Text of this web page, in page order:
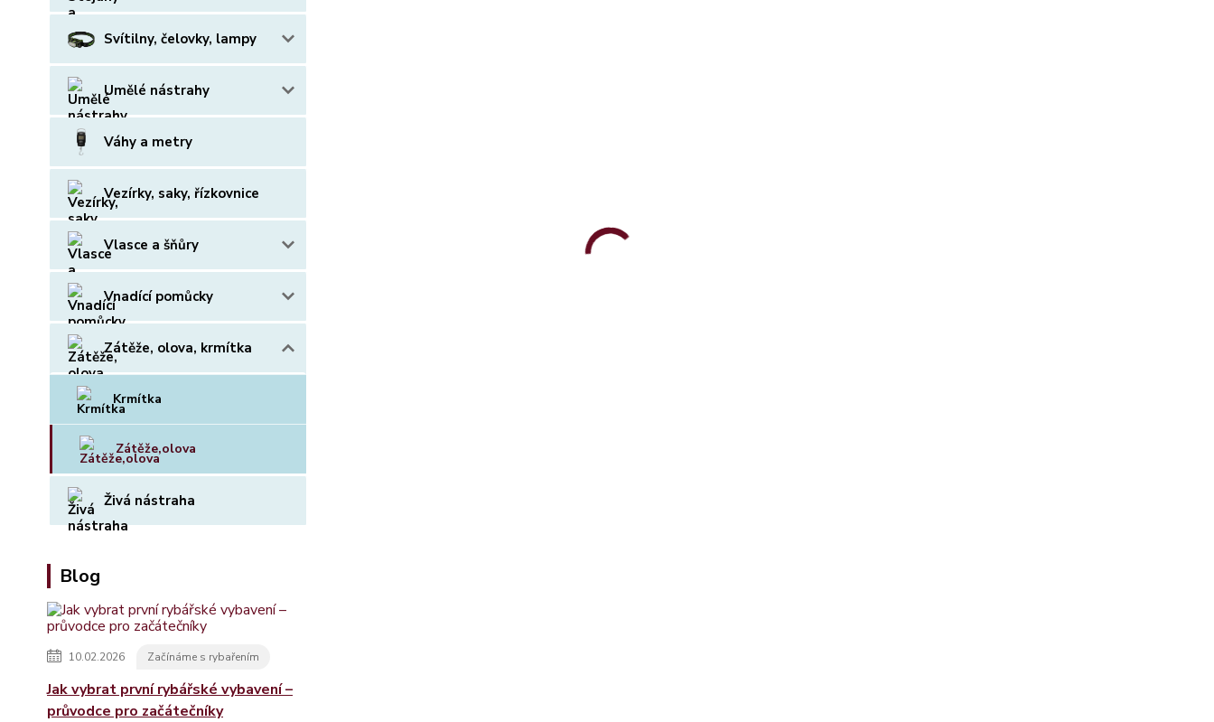
Svítilny, čelovky, lampy
Umělé nástrahy
Váhy a metry
Vezírky, saky, řízkovnice
Vlasce a šňůry
Vnadící pomůcky
Zátěže, olova, krmítka
Krmítka
Zátěže,olova
Živá nástraha
Blog
10.02.2026 Začínáme s rybařením
Jak vybrat první rybářské vybavení –
průvodce pro začátečníky